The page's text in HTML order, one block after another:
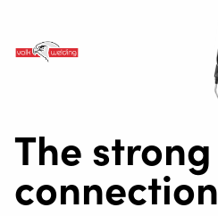
The strong
connection